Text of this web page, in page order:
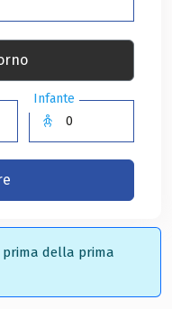
Infante
della prima